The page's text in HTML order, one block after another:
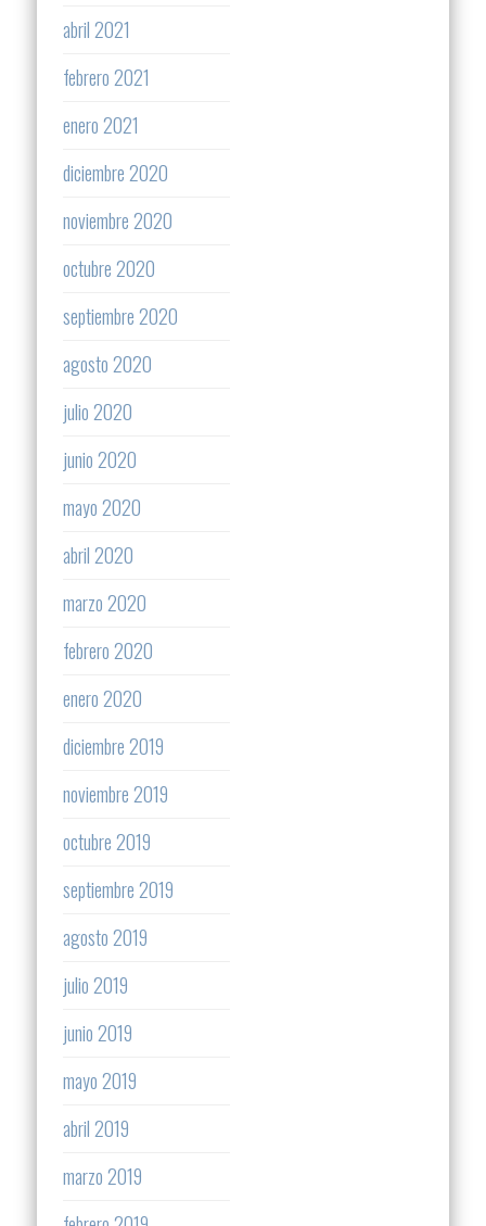
abril 2021
febrero 2021
enero 2021
diciembre 2020
noviembre 2020
octubre 2020
septiembre 2020
agosto 2020
julio 2020
junio 2020
mayo 2020
abril 2020
marzo 2020
febrero 2020
enero 2020
diciembre 2019
noviembre 2019
octubre 2019
septiembre 2019
agosto 2019
julio 2019
junio 2019
mayo 2019
abril 2019
marzo 2019